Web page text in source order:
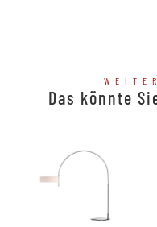
Das könnte